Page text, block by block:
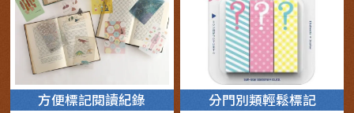
方便標記閱讀紀錄 分門別類輕鬆標記